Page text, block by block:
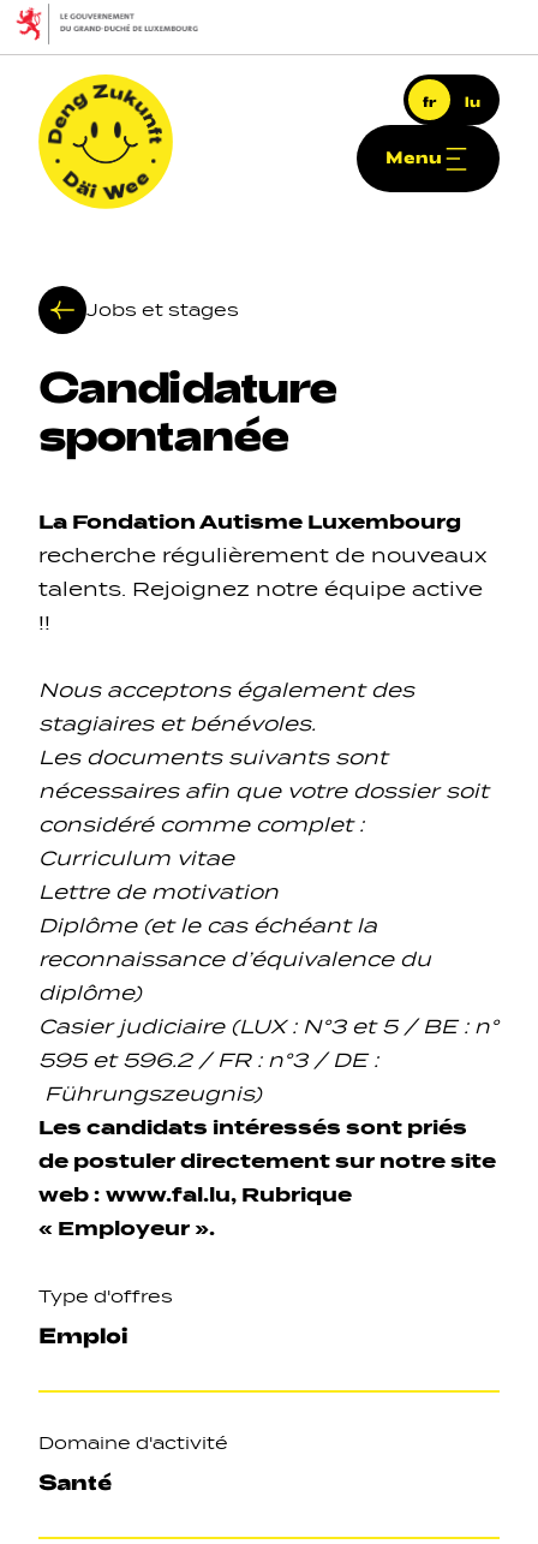
Aller au contenu principal
fr lu
Menu
Navigation principale
Navigation secondarie
Réseaux sociaux
Navigation pied de page
Gérer les cookies
Jobs et stages
Candidature
spontanée
La Fondation Autisme Luxembourg
recherche régulièrement de nouveaux
talents. Rejoignez notre équipe active
!!
Nous acceptons également des
stagiaires et bénévoles.
Les documents suivants sont
nécessaires afin que votre dossier soit
considéré comme complet :
Curriculum vitae
Lettre de motivation
Diplôme (et le cas échéant la
reconnaissance d’équivalence du
diplôme)
Casier judiciaire (LUX : N°3 et 5 / BE : n°
595 et 596.2 / FR : n°3 / DE :
Führungszeugnis)
Les candidats intéressés sont priés
de postuler directement sur notre site
web : www.fal.lu, Rubrique
« Employeur ».
Type d'offres
Emploi
Domaine d'activité
Santé